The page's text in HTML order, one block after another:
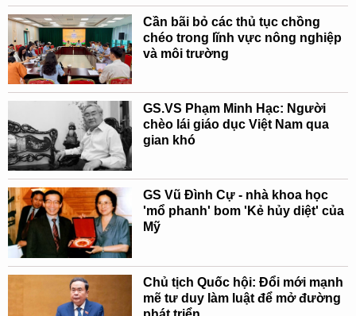
Cần bãi bỏ các thủ tục chồng
chéo trong lĩnh vực nông nghiệp
và môi trường
GS.VS Phạm Minh Hạc: Người
chèo lái giáo dục Việt Nam qua
gian khó
GS Vũ Đình Cự - nhà khoa học
'mổ phanh' bom 'Kẻ hủy diệt' của
Mỹ
Chủ tịch Quốc hội: Đổi mới mạnh
mẽ tư duy làm luật để mở đường